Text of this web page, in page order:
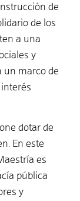
de
de los
a una
y
un marco de
dotar de
En este
es
pública
y